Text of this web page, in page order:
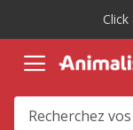
2,
message,
sur votre